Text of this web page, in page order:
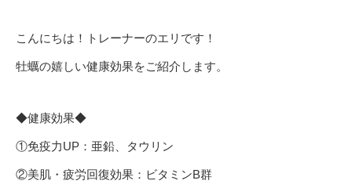
こんにちは！トレーナーのエリです！
牡蠣の嬉しい健康効果をご紹介します。
◆健康効果◆
①免疫力UP：亜鉛、タウリン
②美肌・疲労回復効果：ビタミンB群